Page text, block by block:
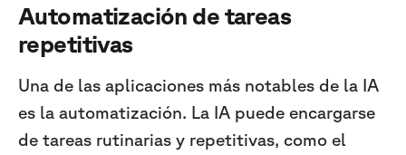
Automatización de tareas
repetitivas
Una de las aplicaciones más notables de la IA
es la automatización. La IA puede encargarse
de tareas rutinarias y repetitivas, como el